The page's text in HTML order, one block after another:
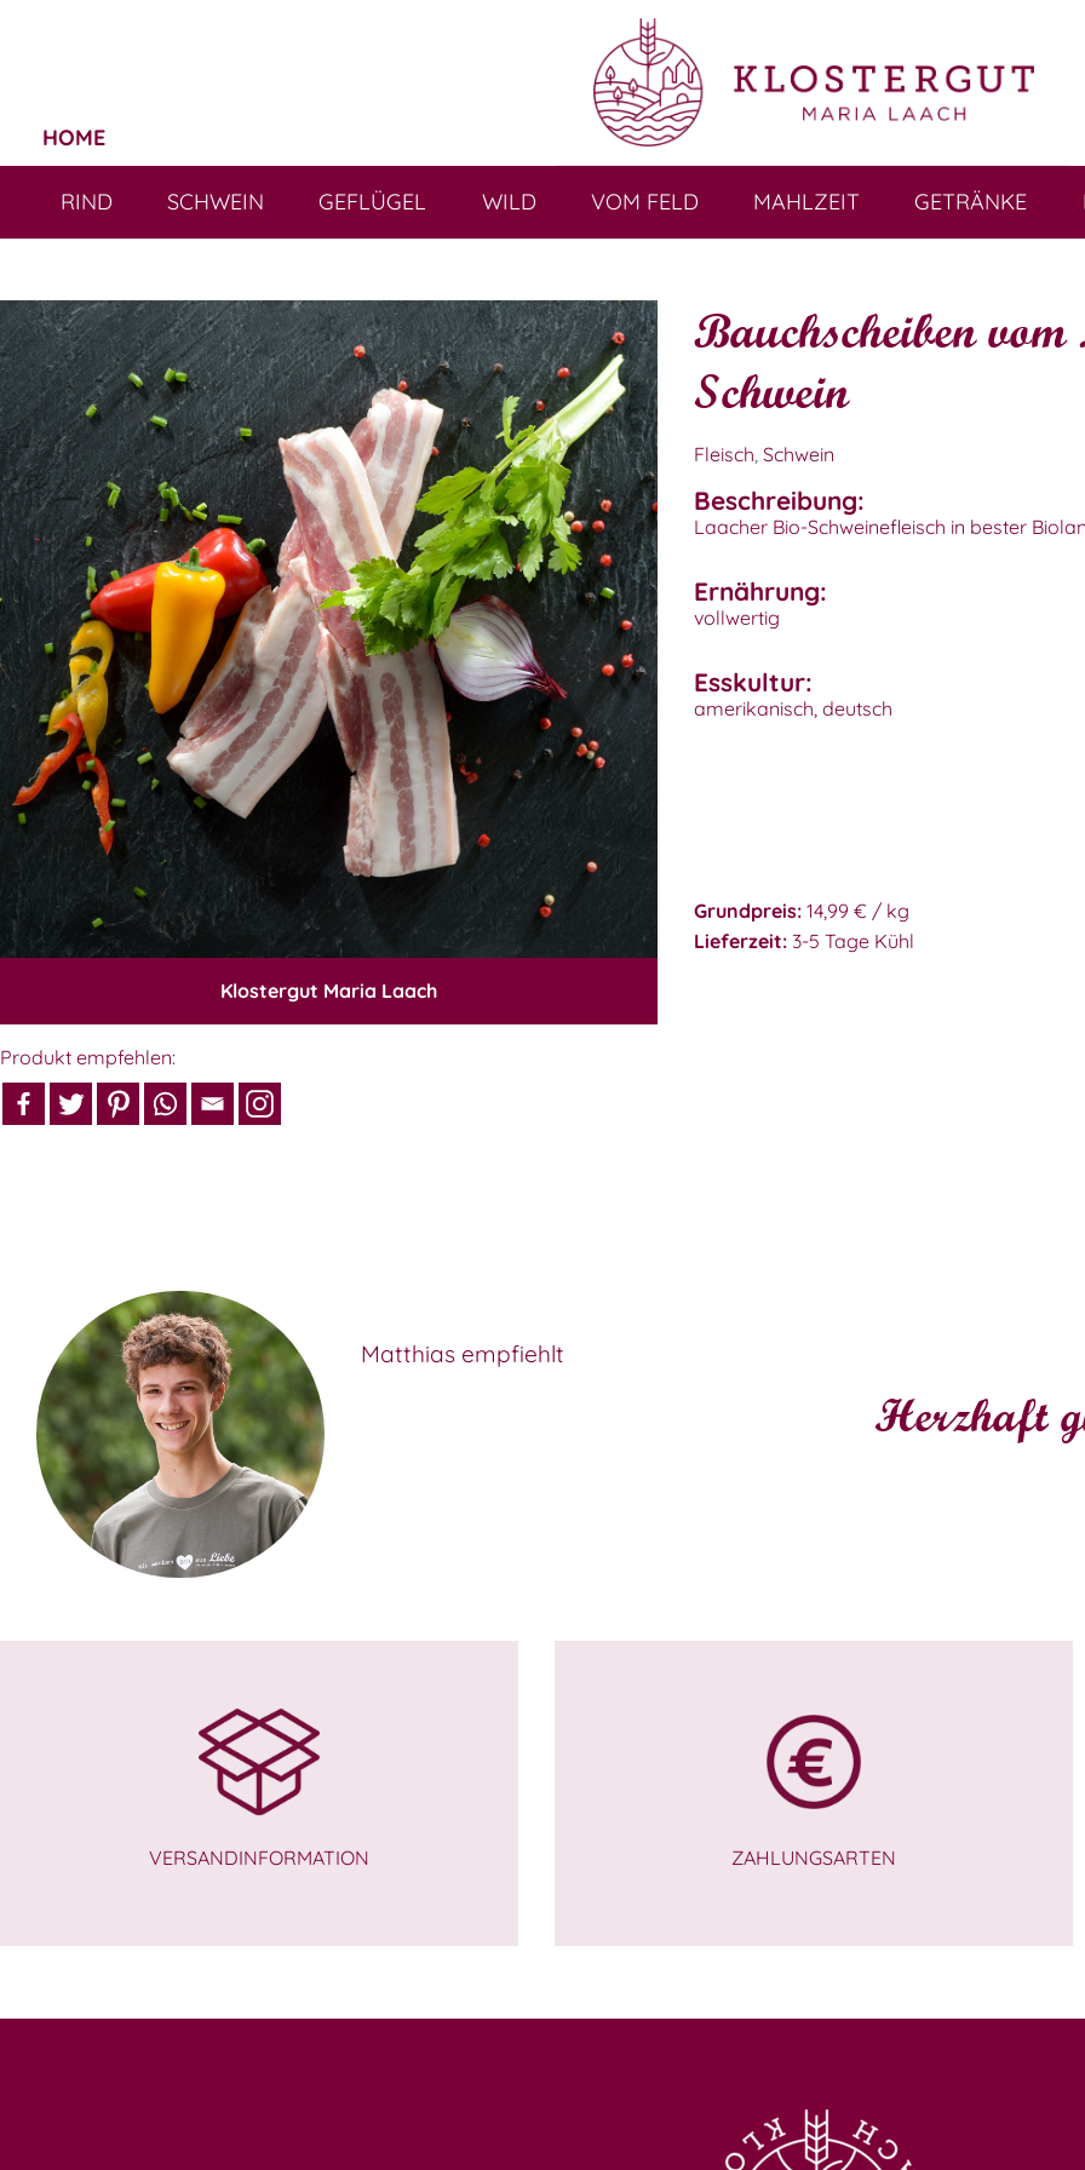
HOME
RIND SCHWEIN GEFLÜGEL WILD VOM FELD MAHLZEIT GETRÄNKE
Klostergut Maria Laach
Produkt empfehlen:
Bauchscheiben
Schwein
Fleisch, Schwein
Beschreibung:
Laacher Bio-Schweinefleisch in bester
Ernährung:
vollwertig
Esskultur:
amerikanisch, deutsch
Grundpreis: 14,99 € / kg
Lieferzeit: 3-5 Tage Kühl
Matthias empfiehlt
Herzhaft
VERSANDINFORMATION ZAHLUNGSARTEN